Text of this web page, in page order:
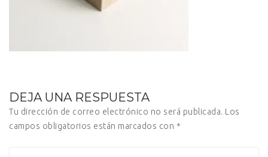
DEJA UNA RESPUESTA
Tu dirección de correo electrónico no será publicada. Los
campos obligatorios están marcados con *